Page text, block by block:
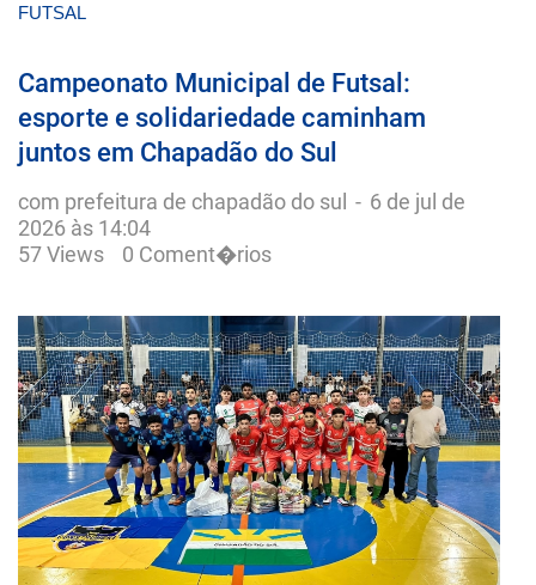
FUTSAL
Campeonato Municipal de Futsal:
esporte e solidariedade caminham
juntos em Chapadão do Sul
com prefeitura de chapadão do sul - 6 de jul de
2026 às 14:04
57 Views
0 Coment�rios